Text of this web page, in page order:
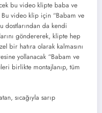
bu video klipte baba ve
Bu video klip için “Babam ve
dostlarından da kendi
göndererek, klipte hep
bir hatıra olarak kalmasını
yollanacak “Babam ve
birlikte montajlanıp, tüm
sıcağıyla sarıp